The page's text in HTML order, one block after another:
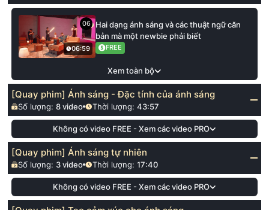
06
06:59
Hai dạng ánh sáng và các thuật ngữ căn
bản mà một newbie phải biết
FREE
Xem toàn bộ
[Quay phim] Ánh sáng - Đặc tính của ánh sáng
Số lượng:8 video Thời lượng: 43:57
Không có video FREE - Xem các video PRO
[Quay phim] Ánh sáng tự nhiên
Số lượng: 3 video Thời lượng: 17:40
Không có video FREE - Xem các video PRO